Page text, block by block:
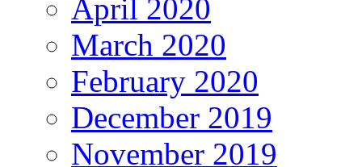
April 2020
March 2020
February 2020
December 2019
November 2019